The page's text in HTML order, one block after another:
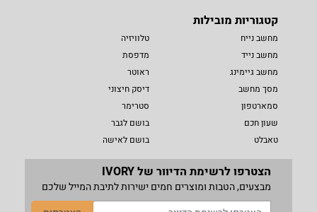
קטגוריות מובילות
מחשב נייח
מחשב נייד
מחשב גיימינג
מסך מחשב
סמארטפון
שעון חכם
טאבלט
טלוויזיה
מדפסת
ראוטר
דיסק חיצוני
סטרימר
בושם לגבר
בושם לאישה
הצטרפו לרשימת הדיוור של IVORY
מבצעים, הטבות ומוצרים חמים ישירות לתיבת המייל שלכם